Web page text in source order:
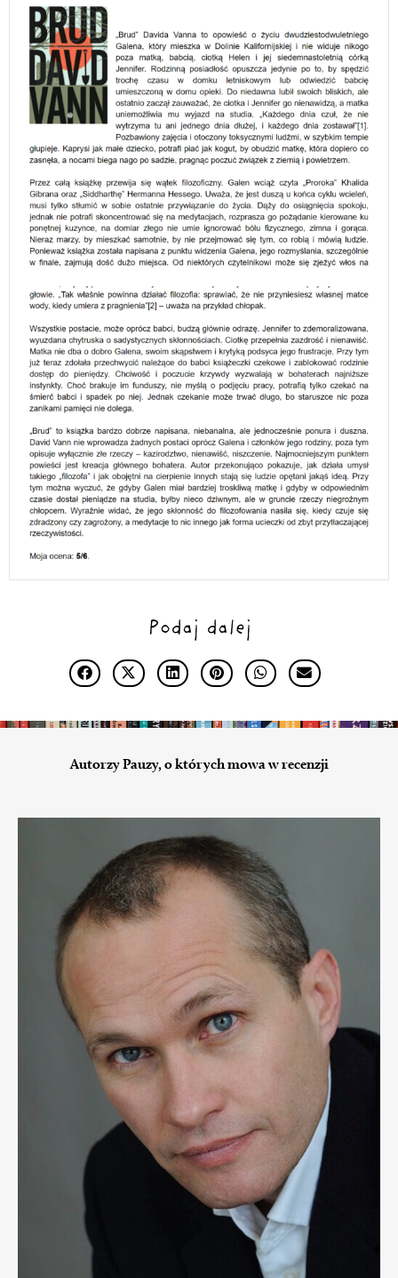
Podaj dalej
Autorzy Pauzy, o których mowa w recenzji